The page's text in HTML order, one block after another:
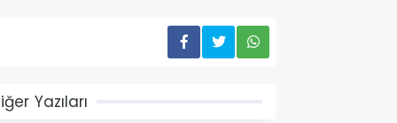
Yazıları